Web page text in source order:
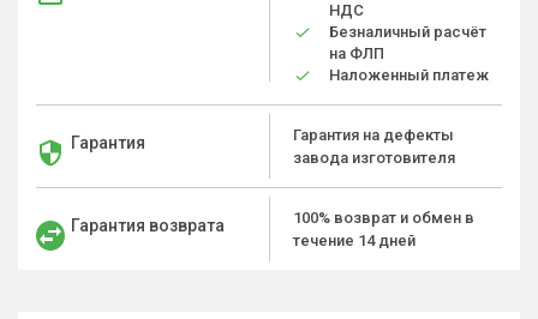
НДС
Безналичный расчёт
на ФЛП
Наложенный платеж
Гарантия
Гарантия на дефекты
завода изготовителя
Гарантия возврата
100% возврат и обмен в
течение 14 дней